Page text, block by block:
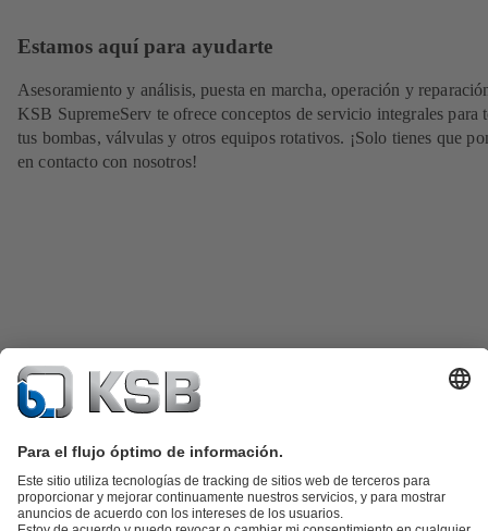
Estamos aquí para ayudarte
Asesoramiento y análisis, puesta en marcha, operación y
KSB SupremeServ te ofrece conceptos de servicio integrales para
tus bombas, válvulas y otros equipos rotativos. ¡Solo tienes que
en contacto con nosotros!